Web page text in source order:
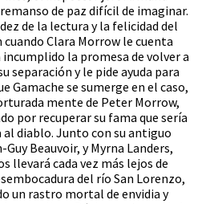
de paz difícil de imaginar.
de la lectura y la felicidad del
Clara Morrow le cuenta
la promesa de volver a
separación y le pide ayuda para
Gamache se sumerge en el caso,
mente de Peter Morrow,
por recuperar su fama que sería
al diablo. Junto con su antiguo
Beauvoir, y Myrna Landers,
llevará cada vez más lejos de
del río San Lorenzo,
un rastro mortal de envidia y